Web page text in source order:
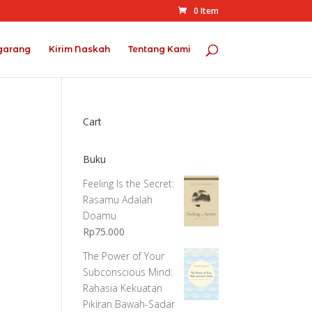
0 Item
Kirim Naskah Tentang Kami
Cart
Buku
Feeling Is the Secret:
Rasamu Adalah
Doamu
Rp75.000
The Power of Your
Subconscious Mind:
Rahasia Kekuatan
Pikiran Bawah-Sadar